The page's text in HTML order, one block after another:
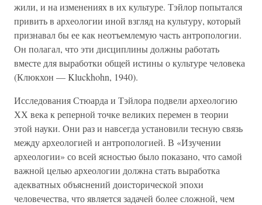
жили, и на изменениях в их культуре. Тэйлор попытался
привить в археологии иной взгляд на культуру, который
признавал бы ее как неотъемлемую часть антропологии.
Он полагал, что эти дисциплины должны работать
вместе для выработки общей истины о культуре человека
(Клюкхон — Kluckhohn, 1940).
Исследования Стюарда и Тэйлора подвели археологию
ХХ века к реперной точке великих перемен в теории
этой науки. Они раз и навсегда установили тесную связь
между археологией и антропологией. В «Изучении
археологии» со всей ясностью было показано, что самой
важной целью археологии должна стать выработка
адекватных объяснений доисторической эпохи
человечества, что является задачей более сложной, чем